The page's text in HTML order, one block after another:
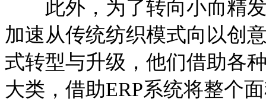
此外，为了转向小而精发
加速从传统纺织模式向以创
式转型与升级，他们借助各
大类，借助ERP系统将整个